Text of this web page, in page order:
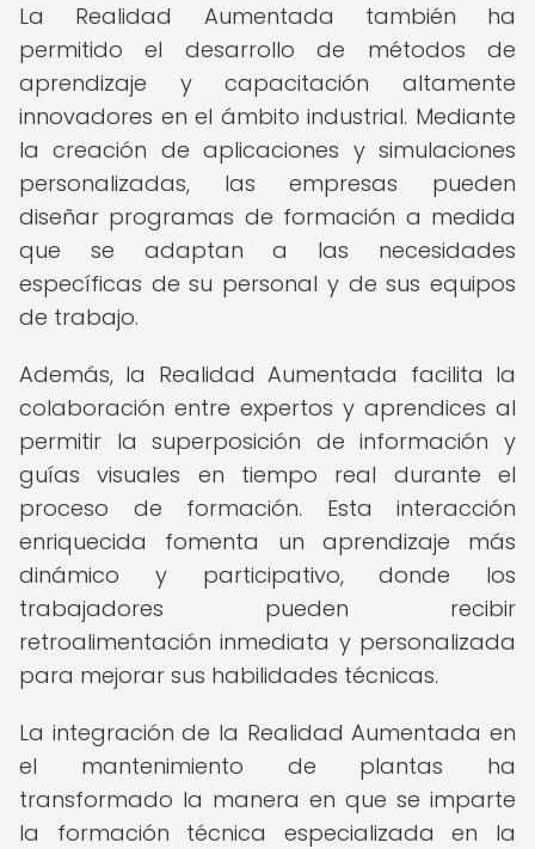
La Realidad Aumentada también ha
permitido el desarrollo de métodos de
aprendizaje y capacitación altamente
innovadores en el ámbito industrial. Mediante
la creación de aplicaciones y simulaciones
personalizadas, las empresas pueden
diseñar programas de formación a medida
que se adaptan a las necesidades
específicas de su personal y de sus equipos
de trabajo.
Además, la Realidad Aumentada facilita la
colaboración entre expertos y aprendices al
permitir la superposición de información y
guías visuales en tiempo real durante el
proceso de formación. Esta interacción
enriquecida fomenta un aprendizaje más
dinámico y participativo, donde los
trabajadores pueden recibir
retroalimentación inmediata y personalizada
para mejorar sus habilidades técnicas.
La integración de la Realidad Aumentada en
el mantenimiento de plantas ha
transformado la manera en que se imparte
la formación técnica especializada en la